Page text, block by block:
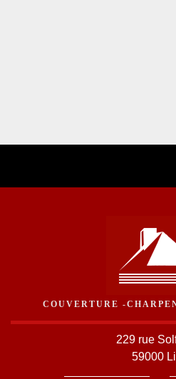
COUVERTURE -
229 rue
59000